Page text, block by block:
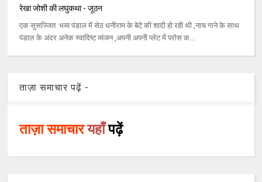
रेखा जोशी की लघुकथा - जूठन
एक सुसज्जित भव्य पंडाल में सेठ धनीराम के बेटे की शादी हो रही थी ,नाच गाने के साथ
पंडाल के अंदर अनेक स्वादिष्ट व्यंजन ,अपनी अपनी प्लेट में परोस क...
ताज़ा समाचार पढ़ें -
ताज़ा समाचारयहाँपढ़ें